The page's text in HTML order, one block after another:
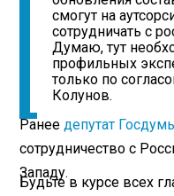
смогут на
сотрудничать с
Думаю, тут
профильных
только по
Колунов.
Ранее депутат
сотрудничество с
Западу.
Будьте в курсе всех